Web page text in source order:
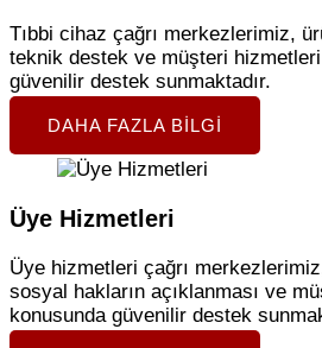
Tıbbi cihaz çağrı merkezlerimiz,
teknik destek ve müşteri
güvenilir destek sunmaktadır.
DAHA FAZLA BILGI
Üye Hizmetleri
Üye hizmetleri çağrı
sosyal hakların açıklanması ve
konusunda güvenilir destek